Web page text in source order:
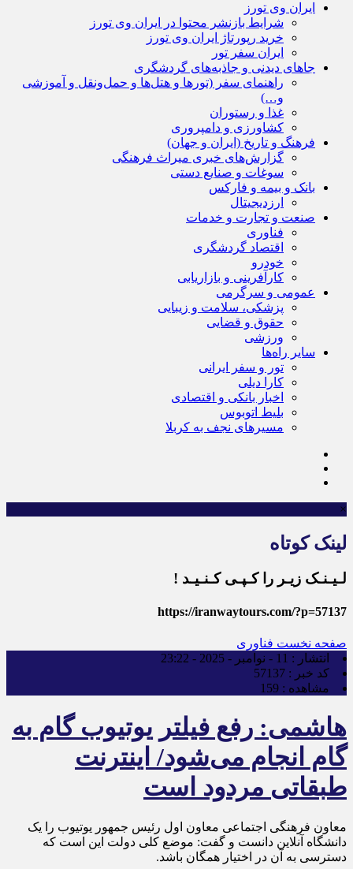
ایران وی تورز
شرایط بازنشر محتوا در ایران وی تورز
خرید رپورتاژ ایران وی تورز
ایران سفر تور
جاهای دیدنی و جاذبه‌های گردشگری
راهنمای سفر (تورها و هتل‌ها و حمل‌و‌نقل و آموزشی
و…)
غذا و رستوران
کشاورزی و دامپروری
فرهنگ و تاریخ (ایران و جهان)
گزارش‌های خبری میراث فرهنگی
سوغات و صنایع دستی
بانک و بیمه و فارکس
ارزدیجیتال
صنعت و تجارت و خدمات
فناوری
اقتصاد گردشگری
خودرو
کارآفرینی و بازاریابی
عمومی و سرگرمی
پزشکی، سلامت و زیبایی
حقوق و قضایی
ورزشی
سایر راه‌ها
تور و سفر ایرانی
کارا دیلی
اخبار بانکی و اقتصادی
بلیط اتوبوس
مسیرهای نجف به کربلا
×
لینک کوتاه
لـیـنـک زیـر را کـپـی کـنـیـد !
https://iranwaytours.com/?p=57137
صفحه نخست فناوری
انتشار : 11 - نوامبر - 2025 - 23:22
کد خبر : 57137
مشاهده : 159
هاشمی: رفع فیلتر یوتیوب گام به
گام انجام می‌شود/ اینترنت
طبقاتی مردود است
معاون فرهنگی اجتماعی معاون اول رئیس جمهور یوتیوب را یک
دانشگاه آنلاین دانست و گفت: موضع کلی دولت این است که
دسترسی به آن در اختیار همگان باشد.